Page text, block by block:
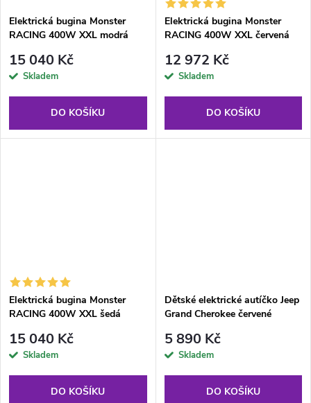
Elektrická bugina Monster
RACING 400W XXL modrá
15 040 Kč
Skladem
DO KOŠÍKU
Elektrická bugina Monster
RACING 400W XXL červená
12 972 Kč
Skladem
DO KOŠÍKU
Elektrická bugina Monster
RACING 400W XXL šedá
15 040 Kč
Skladem
DO KOŠÍKU
Dětské elektrické autíčko Jeep
Grand Cherokee červené
5 890 Kč
Skladem
DO KOŠÍKU